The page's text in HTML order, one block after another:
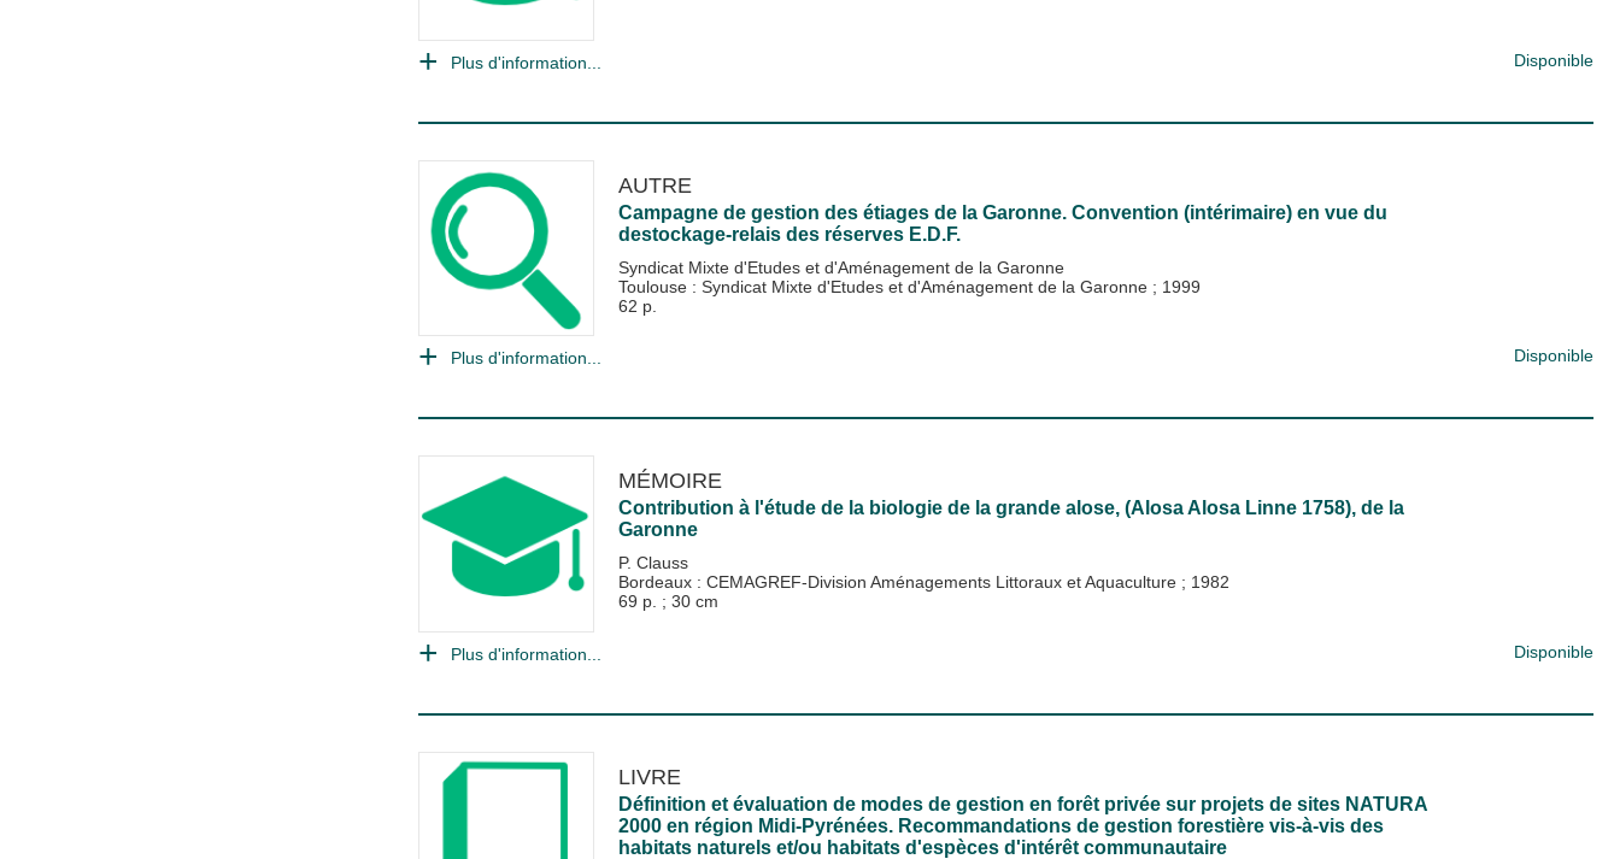
Plus d'information... Disponible
AUTRE
Campagne de gestion des étiages de la Garonne. Convention (intérimaire) en vue du
destockage-relais des réserves E.D.F.
Syndicat Mixte d'Etudes et d'Aménagement de la Garonne
Toulouse : Syndicat Mixte d'Etudes et d'Aménagement de la Garonne ; 1999
62 p.
Plus d'information... Disponible
MÉMOIRE
Contribution à l'étude de la biologie de la grande alose, (Alosa Alosa Linne 1758), de la
Garonne
P. Clauss
Bordeaux : CEMAGREF-Division Aménagements Littoraux et Aquaculture ; 1982
69 p. ; 30 cm
Plus d'information... Disponible
LIVRE
Définition et évaluation de modes de gestion en forêt privée sur projets de sites NATURA
2000 en région Midi-Pyrénées. Recommandations de gestion forestière vis-à-vis des
habitats naturels et/ou habitats d'espèces d'intérêt communautaire